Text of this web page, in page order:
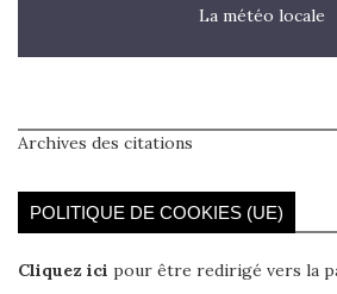
La météo locale
Archives des citations
POLITIQUE DE COOKIES (UE)
Cliquez ici pour être redirigé vers la